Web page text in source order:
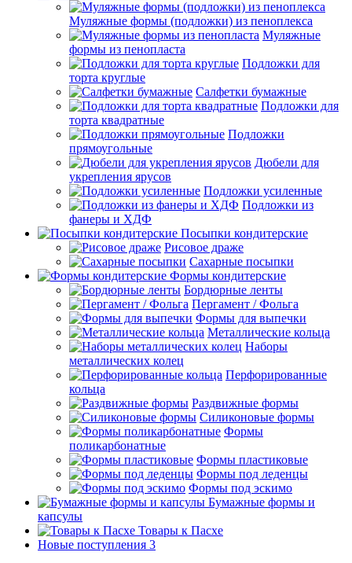
Муляжные формы (подложки) из пеноплекса
Муляжные
формы из пенопласта
Подложки для
торта круглые
Салфетки бумажные
Подложки для
торта квадратные
Подложки
прямоугольные
Дюбели для
укрепления ярусов
Подложки усиленные
Подложки из
фанеры и ХДФ
Посыпки кондитерские
Рисовое драже
Сахарные посыпки
Формы кондитерские
Бордюрные ленты
Пергамент / Фольга
Формы для выпечки
Металлические кольца
Наборы
металлических колец
Перфорированные
кольца
Раздвижные формы
Силиконовые формы
Формы
поликарбонатные
Формы пластиковые
Формы под леденцы
Формы под эскимо
Бумажные формы и
капсулы
Товары к Пасхе
Новые поступления 3